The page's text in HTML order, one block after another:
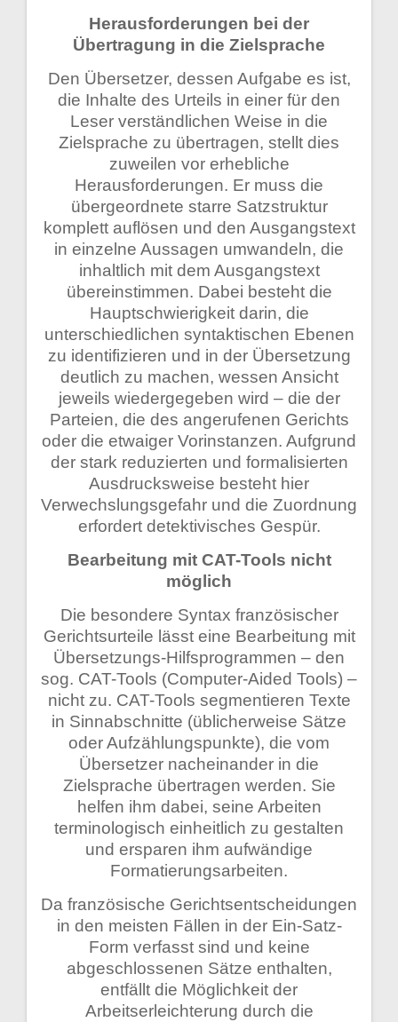
Herausforderungen bei der
Übertragung in die Zielsprache
Den Übersetzer, dessen Aufgabe es ist,
die Inhalte des Urteils in einer für den
Leser verständlichen Weise in die
Zielsprache zu übertragen, stellt dies
zuweilen vor erhebliche
Herausforderungen. Er muss die
übergeordnete starre Satzstruktur
komplett auflösen und den Ausgangstext
in einzelne Aussagen umwandeln, die
inhaltlich mit dem Ausgangstext
übereinstimmen. Dabei besteht die
Hauptschwierigkeit darin, die
unterschiedlichen syntaktischen Ebenen
zu identifizieren und in der Übersetzung
deutlich zu machen, wessen Ansicht
jeweils wiedergegeben wird – die der
Parteien, die des angerufenen Gerichts
oder die etwaiger Vorinstanzen. Aufgrund
der stark reduzierten und formalisierten
Ausdrucksweise besteht hier
Verwechslungsgefahr und die Zuordnung
erfordert detektivisches Gespür.
Bearbeitung mit CAT-Tools nicht
möglich
Die besondere Syntax französischer
Gerichtsurteile lässt eine Bearbeitung mit
Übersetzungs-Hilfsprogrammen – den
sog. CAT-Tools (Computer-Aided Tools) –
nicht zu. CAT-Tools segmentieren Texte
in Sinnabschnitte (üblicherweise Sätze
oder Aufzählungspunkte), die vom
Übersetzer nacheinander in die
Zielsprache übertragen werden. Sie
helfen ihm dabei, seine Arbeiten
terminologisch einheitlich zu gestalten
und ersparen ihm aufwändige
Formatierungsarbeiten.
Da französische Gerichtsentscheidungen
in den meisten Fällen in der Ein-Satz-
Form verfasst sind und keine
abgeschlossenen Sätze enthalten,
entfällt die Möglichkeit der
Arbeitserleichterung durch die